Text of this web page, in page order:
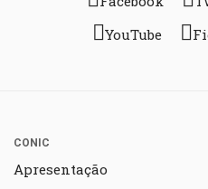
YouTube
CONIC
Apresentação